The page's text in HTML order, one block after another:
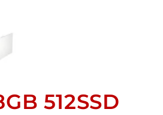
512SSD